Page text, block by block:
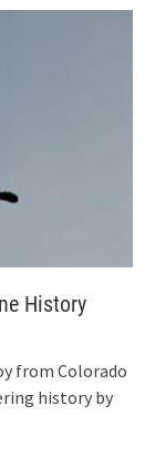
History
from Colorado
history by